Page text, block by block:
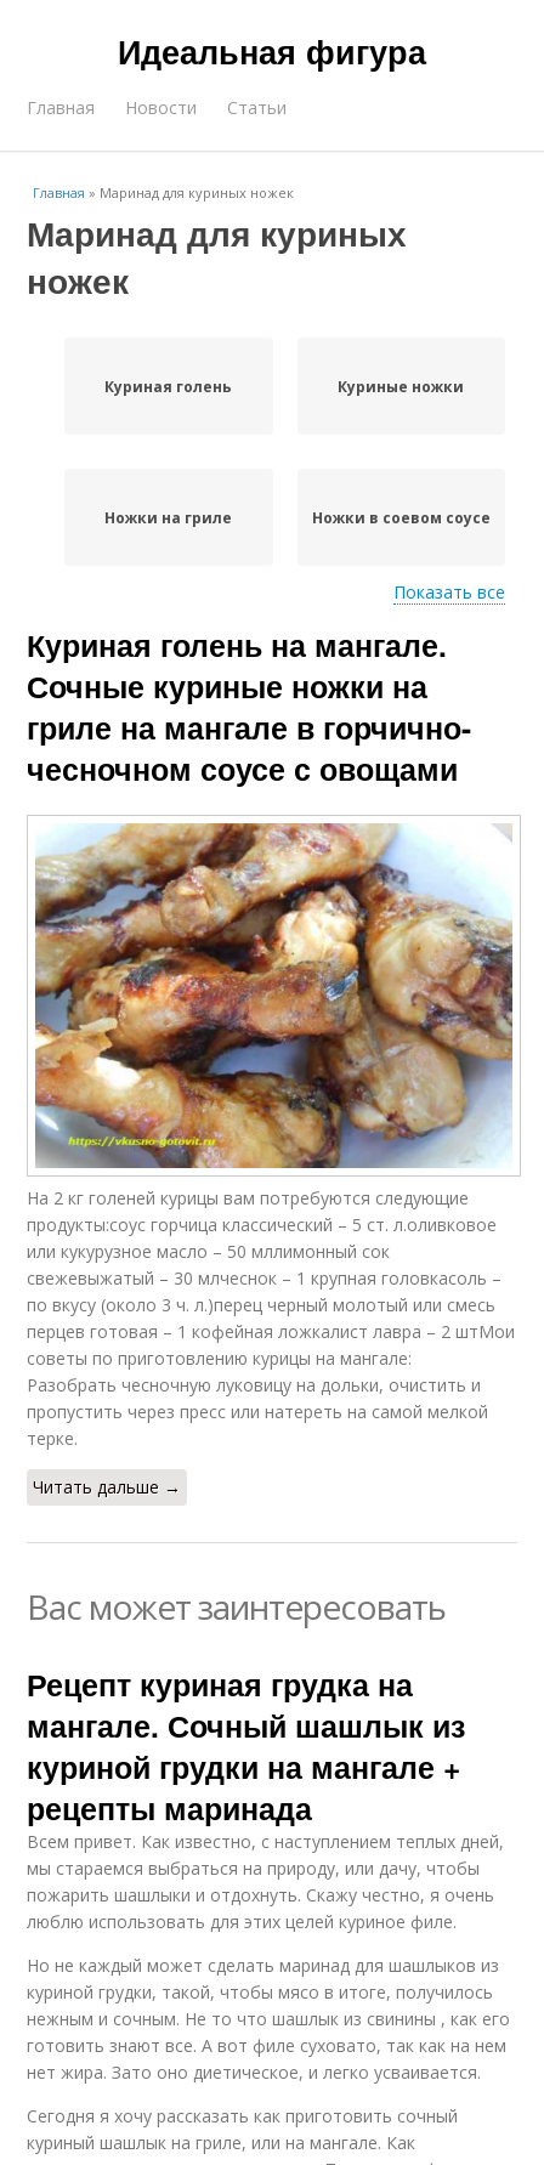
Идеальная фигура
Главная Новости Статьи
Главная » Маринад для куриных ножек
Маринад для куриных
ножек
Куриная голень Куриные ножки
Ножки на гриле Ножки в соевом соусе
Ножки для жарки
Маринады для
курицы
Кефирный маринад Маринад с кинзой
Ножки на мангале Куриные шашлыки
Маринад с майонезом Ножки для духовки
Ножки в духовке Ножки с картошкой
Вкусный маринад
Ножки с пошаговыми
фото
Показать все
Куриная голень на мангале.
Сочные куриные ножки на
гриле на мангале в горчично-
чесночном соусе с овощами
На 2 кг голеней курицы вам потребуются следующие
продукты:соус горчица классический – 5 ст. л.оливковое
или кукурузное масло – 50 мллимонный сок
свежевыжатый – 30 млчеснок – 1 крупная головкасоль –
по вкусу (около 3 ч. л.)перец черный молотый или смесь
перцев готовая – 1 кофейная ложкалист лавра – 2 штМои
советы по приготовлению курицы на мангале:
Разобрать чесночную луковицу на дольки, очистить и
пропустить через пресс или натереть на самой мелкой
терке.
Читать дальше →
Вас может заинтересовать
Рецепт куриная грудка на
мангале. Сочный шашлык из
куриной грудки на мангале +
рецепты маринада
Всем привет. Как известно, с наступлением теплых дней,
мы стараемся выбраться на природу, или дачу, чтобы
пожарить шашлыки и отдохнуть. Скажу честно, я очень
люблю использовать для этих целей куриное филе.
Но не каждый может сделать маринад для шашлыков из
куриной грудки, такой, чтобы мясо в итоге, получилось
нежным и сочным. Не то что шашлык из свинины , как его
готовить знают все. А вот филе суховато, так как на нем
нет жира. Зато оно диетическое, и легко усваивается.
Сегодня я хочу рассказать как приготовить сочный
куриный шашлык на гриле, или на мангале. Как